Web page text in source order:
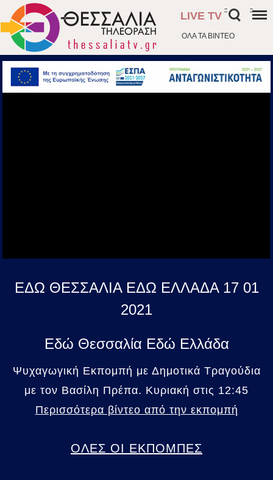
ΟΛΑ ΤΑ ΒΙΝΤΕΟ
LIVE TV
- -
ΕΔΩ ΘΕΣΣΑΛΙΑ ΕΔΩ ΕΛΛΑΔΑ 17 01
2021
Εδώ Θεσσαλία Εδώ Ελλάδα
Ψυχαγωγική Εκπομπή με Δημοτικά Τραγούδια
με τον Βασίλη Πρέπα. Κυριακή στις 12:45
Περισσότερα βίντεο από την εκπομπή
ΟΛΕΣ ΟΙ ΕΚΠΟΜΠΕΣ